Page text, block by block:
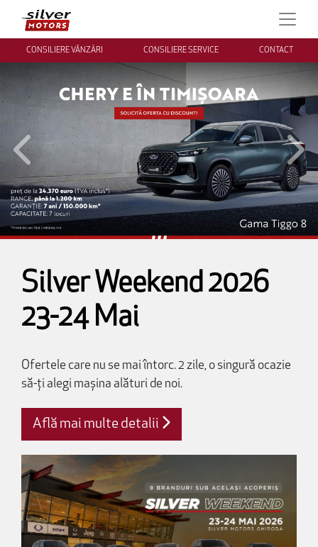
CONSILIERE VÂNZĂRI CONSILIERE SERVICE CONTACT
Inapoi
Silver Weekend 2026
23-24 Mai
Ofertele care nu se mai întorc. 2 zile, o singură ocazie
să-ți alegi mașina alături de noi.
Află mai multe detalii